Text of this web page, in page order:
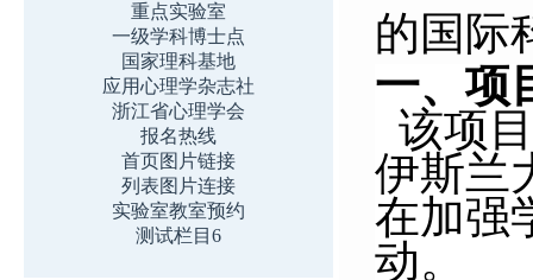
重点实验室
一级学科博士点
国家理科基地
应用心理学杂志社
浙江省心理学会
报名热线
首页图片链接
列表图片连接
实验室教室预约
测试栏目6
的国际
一、项
该项
伊斯兰
在加强
动。